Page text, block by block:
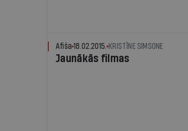
Afiša 18.02.2015. KRISTĪNE SIMSONE
Jaunākās filmas